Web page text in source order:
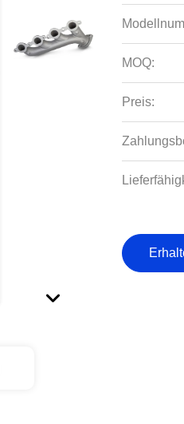
MOQ:
Preis: